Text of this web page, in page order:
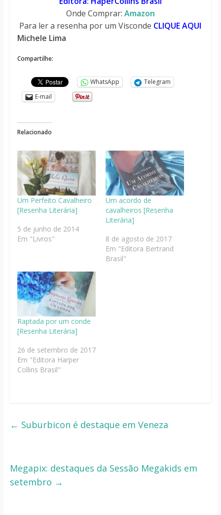
Onde Comprar: Amazon
Para ler a resenha por um Visconde CLIQUE AQUI
Michele Lima
Compartilhe:
WhatsApp
Telegram
E-mail
Relacionado
Um Perfeito Cavalheiro
[Resenha Literária]
5 de junho de 2014
Em "Livros"
Um acordo de
cavalheiros [Resenha
Literária]
8 de agosto de 2017
Em "Editora Bertrand
Brasil"
Raptada por um conde
[Resenha Literária]
26 de setembro de 2017
Em "Editora Harper
Collins Brasil"
← Suburbicon é destaque em Veneza
Megapix: destaques da Sessão Megakids em
setembro →